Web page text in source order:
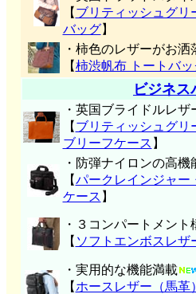
【 ブリティッシュグリ
バッグ】
・柿色のレザーがお洒
【柿渋帆布 トートバッ
ビジネ
・英国ブライドルレザ
【 ブリティッシュグリ
ブリーフケース 】
・防弾ナイロンの高
【パークレインジャー
ケース 】
・３コンパートメント
【 ソフトエンボスレザ
・実用的な機能満載
【 ホースレザー（馬革